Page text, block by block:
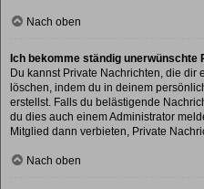
Nach oben
Ich bekomme ständig unerwünschte
Du kannst Private Nachrichten, die dir
löschen, indem du in deinem
erstellst. Falls du belästigende
du dies auch einem Administrator
Mitglied dann verbieten, Private
Nach oben